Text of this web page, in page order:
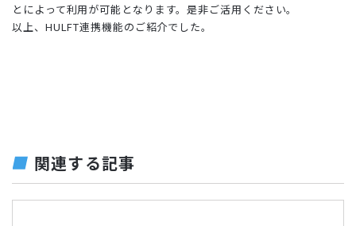
とによって利用が可能となります。是非ご活用ください。
以上、HULFT連携機能のご紹介でした。
関連する記事